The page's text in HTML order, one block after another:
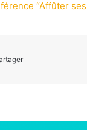
“Affûter